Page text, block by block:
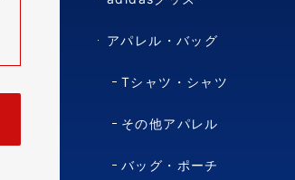
アパレル・バッグ
Tシャツ・シャツ
その他アパレル
バッグ・ポーチ